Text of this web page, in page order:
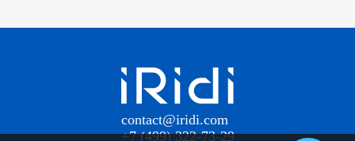
contact@iridi.com
+7 (499) 322-73-29